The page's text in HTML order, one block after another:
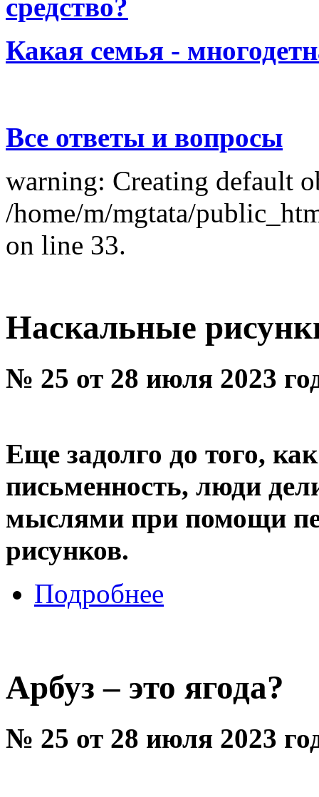
средство?
Какая семья -
Все ответы и вопросы
warning: Creating default
/home/m/mgtata/
on line 33.
Наскальные
№ 25 от 28 июля 2023
Еще задолго до того,
письменность, люди
мыслями при помощи
рисунков.
Подробнее
Арбуз – это ягода?
№ 25 от 28 июля 2023